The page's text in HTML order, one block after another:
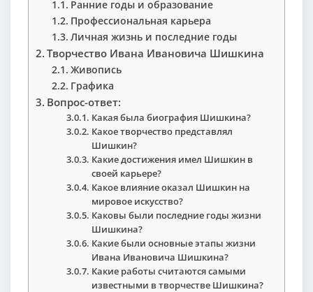
Ранние годы и образование
Профессиональная карьера
Личная жизнь и последние годы
Творчество Ивана Ивановича Шишкина
Живопись
Графика
Вопрос-ответ:
Какая была биография Шишкина?
Какое творчество представлял
Шишкин?
Какие достижения имел Шишкин в
своей карьере?
Какое влияние оказал Шишкин на
мировое искусство?
Каковы были последние годы жизни
Шишкина?
Какие были основные этапы жизни
Ивана Ивановича Шишкина?
Какие работы считаются самыми
известными в творчестве Шишкина?